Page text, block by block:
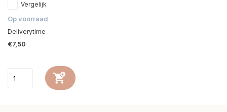
Vergelijk
Op voorraad
Deliverytime
€7,50